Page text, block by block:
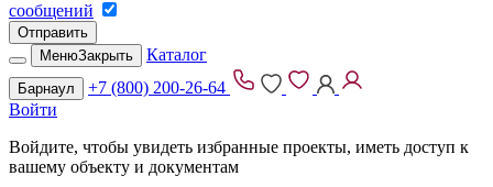
сообщений
Отправить
МенюЗакрыть Каталог
Барнаул
+7 (800) 200-26-64
Войти
Войдите, чтобы увидеть избранные проекты, иметь доступ к
вашему объекту и документам